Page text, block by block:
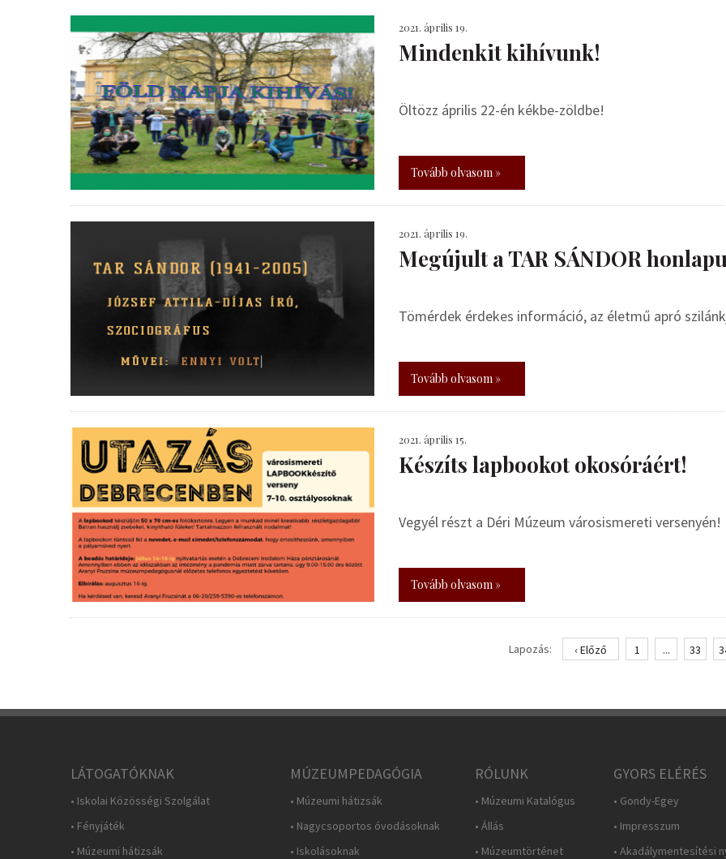
2021. április 19.
Mindenkit kihívunk!
Öltözz április 22-én kékbe-zöldbe!
Tovább olvasom »
2021. április 19.
Megújult a TAR SÁNDOR
Tömérdek érdekes információ, az életmű apró
Tovább olvasom »
2021. április 15.
Készíts lapbookot okosóráért!
Vegyél részt a Déri Múzeum városismereti versenyén!
Tovább olvasom »
Lapozás: ‹ Előző 1 ... 33
LÁTOGATÓKNAK
• Iskolai Közösségi Szolgálat
• Fényjáték
• Múzeumi hátizsák
MÚZEUMPEDAGÓGIA
• Múzeumi hátizsák
• Nagycsoportos óvodásoknak
• Iskolásoknak
RÓLUNK
• Múzeumi Katalógus
• Állás
• Múzeumtörténet
GYORS ELÉRÉS
• Gondy-Egey
• Impresszum
• Akadálymentesítési